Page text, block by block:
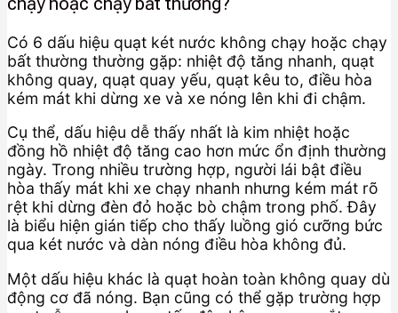
Có 6 dấu hiệu quạt két nước không chạy hoặc chạy
bất thường thường gặp: nhiệt độ tăng nhanh, quạt
không quay, quạt quay yếu, quạt kêu to, điều hòa
kém mát khi dừng xe và xe nóng lên khi đi chậm.
Cụ thể, dấu hiệu dễ thấy nhất là kim nhiệt hoặc
đồng hồ nhiệt độ tăng cao hơn mức ổn định thường
ngày. Trong nhiều trường hợp, người lái bật điều
hòa thấy mát khi xe chạy nhanh nhưng kém mát rõ
rệt khi dừng đèn đỏ hoặc bò chậm trong phố. Đây
là biểu hiện gián tiếp cho thấy luồng gió cưỡng bức
qua két nước và dàn nóng điều hòa không đủ.
Một dấu hiệu khác là quạt hoàn toàn không quay dù
động cơ đã nóng. Bạn cũng có thể gặp trường hợp